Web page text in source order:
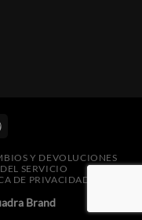
Y DEVOLUCIONES
SERVICIO
DE PRIVACIDAD
Brand